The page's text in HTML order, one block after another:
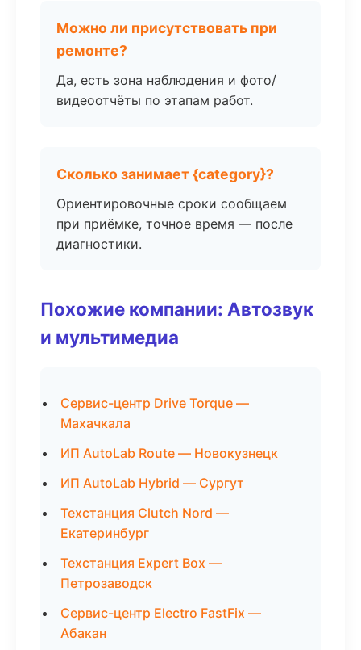
Можно ли присутствовать при
ремонте?
Да, есть зона наблюдения и фото/
видеоотчёты по этапам работ.
Сколько занимает {category}?
Ориентировочные сроки сообщаем
при приёмке, точное время — после
диагностики.
Похожие компании: Автозвук
и мультимедиа
Сервис-центр Drive Torque —
Махачкала
ИП AutoLab Route — Новокузнецк
ИП AutoLab Hybrid — Сургут
Техстанция Clutch Nord —
Екатеринбург
Техстанция Expert Box —
Петрозаводск
Сервис-центр Electro FastFix —
Абакан